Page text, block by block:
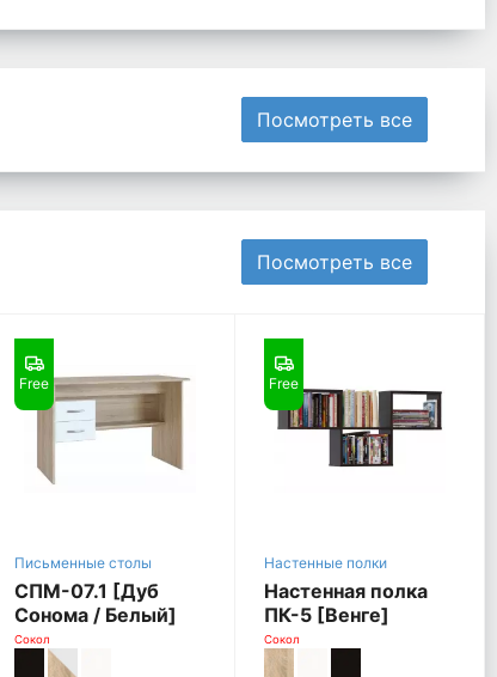
Посмотреть все
Посмотреть все
Free
Письменные столы
СПМ-07.1 [Дуб
Сонома / Белый]
Сокол
Free
Настенные полки
Настенная полка
ПК-5 [Венге]
Сокол